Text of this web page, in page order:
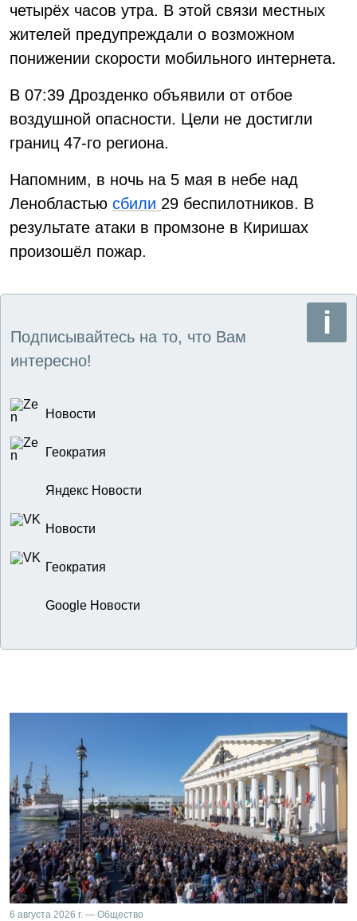
четырёх часов утра. В этой связи местных
жителей предупреждали о возможном
понижении скорости мобильного интернета.
В 07:39 Дрозденко объявили от отбое
воздушной опасности. Цели не достигли
границ 47-го региона.
Напомним, в ночь на 5 мая в небе над
Ленобластью сбили 29 беспилотников. В
результате атаки в промзоне в Киришах
произошёл пожар.
Подписывайтесь на то, что Вам
интересно!
Новости
Геократия
Яндекс Новости
Новости
Геократия
Google Новости
6 августа 2026 г. — Общество